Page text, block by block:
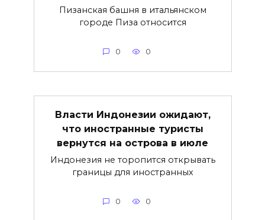
Пизанская башня в итальянском
городе Пиза относится
0 0
Власти Индонезии ожидают,
что иностранные туристы
вернутся на острова в июле
Индонезия не торопится открывать
границы для иностранных
0 0